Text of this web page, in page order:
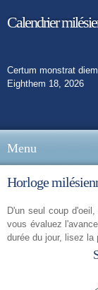
Calendrier
Certum monstrat diem
Eighthem 18, 2026
Menu
Horloge
D'un seul coup
vous évaluez
durée du jour, lisez